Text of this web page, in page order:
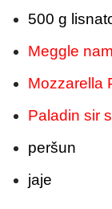
500 g
Meggle
Mozzarella
Paladin sir
peršun
jaje